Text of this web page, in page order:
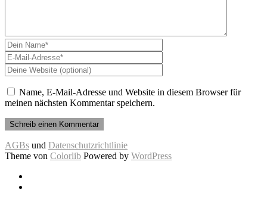
Name, E-Mail-Adresse und Website in diesem Browser für
meinen nächsten Kommentar speichern.
AGBs und Datenschutzrichtlinie
Theme von Colorlib Powered by WordPress